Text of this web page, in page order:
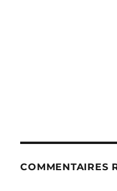
COMMENTAIRES